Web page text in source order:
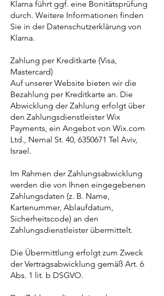
Klarna führt ggf. eine Bonitätsprüfung
durch. Weitere Informationen finden
Sie in der Datenschutzerklärung von
Klarna.
Zahlung per Kreditkarte (Visa,
Mastercard)
Auf unserer Website bieten wir die
Bezahlung per Kreditkarte an. Die
Abwicklung der Zahlung erfolgt über
den Zahlungsdienstleister Wix
Payments, ein Angebot von Wix.com
Ltd., Nemal St. 40, 6350671 Tel Aviv,
Israel.
Im Rahmen der Zahlungsabwicklung
werden die von Ihnen eingegebenen
Zahlungsdaten (z. B. Name,
Kartenummer, Ablaufdatum,
Sicherheitscode) an den
Zahlungsdienstleister übermittelt.
Die Übermittlung erfolgt zum Zweck
der Vertragsabwicklung gemäß Art. 6
Abs. 1 lit. b DSGVO.